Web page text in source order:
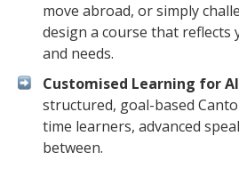
move abroad, or simply
design a course that reflects
and needs.
Customised Learning for
structured, goal-based
time learners, advanced
between.